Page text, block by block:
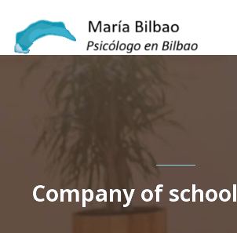
Company of